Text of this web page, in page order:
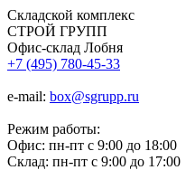
Складской комплекс
СТРОЙ ГРУПП
Офис-склад Лобня
+7 (495) 780-45-33
e-mail: box@sgrupp.ru
Режим работы:
Офис: пн-пт с 9:00 до 18:00
Склад: пн-пт с 9:00 до 17:00